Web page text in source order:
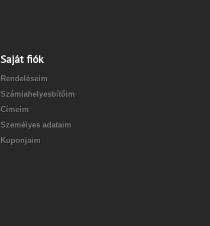
Saját fiók
Rendeléseim
Számlahelyesbítőim
Címeim
Személyes adataim
Kuponjaim